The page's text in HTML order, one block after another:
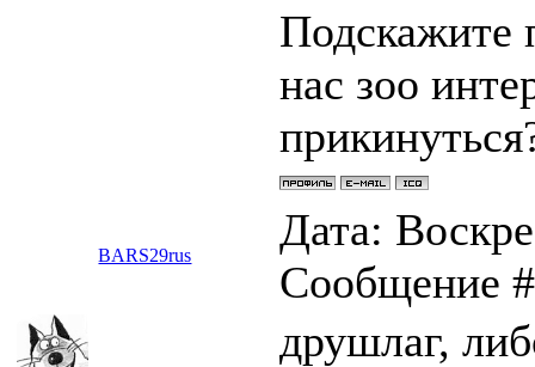
Подскажите
нас зоо
BARS29rus
Дата:
Сообщение
друшлаг,